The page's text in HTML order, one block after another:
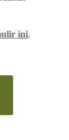
ini.